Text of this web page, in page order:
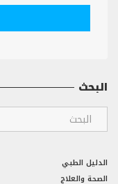
البحث
الدليل الطبي
الصحة والعلاج